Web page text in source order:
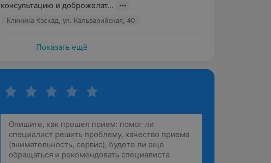
консультацию и доброжелат...
Клиника Каскад, ул. Кальварийская, 40
Показать ещё